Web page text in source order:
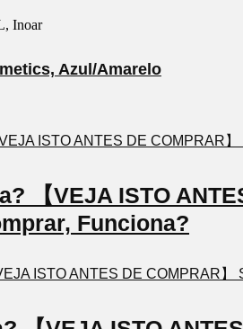
Azul/Amarelo
【VEJA ISTO
Funciona?